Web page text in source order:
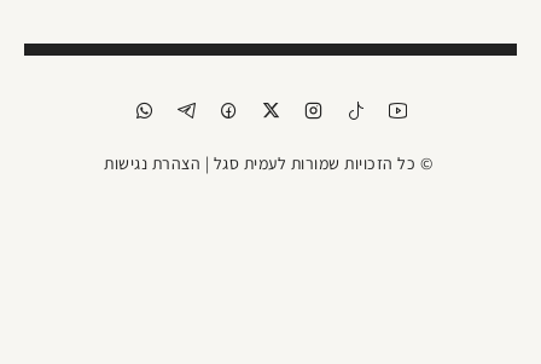
© כל הזכויות שמורות לעמית סגל | הצהרת נגישות